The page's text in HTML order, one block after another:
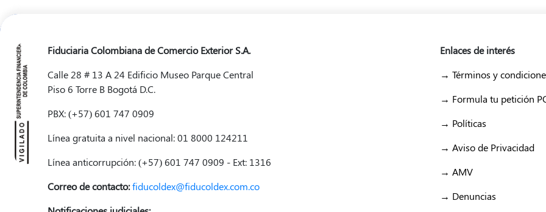
Fiduciaria Colombiana de Comercio Exterior S.A.
Calle 28 # 13 A 24 Edificio Museo Parque Central
Piso 6 Torre B Bogotá D.C.
PBX: (+57) 601 747 0909
Línea gratuita a nivel nacional: 01 8000 124211
Línea anticorrupción: (+57) 601 747 0909 - Ext: 1316
Correo de contacto:fiducoldex@fiducoldex.com.co
Enlaces de interés
→ Términos y
→ Formula tu petición
→ Políticas
→ Aviso de Privacidad
→ AMV
→ Denuncias